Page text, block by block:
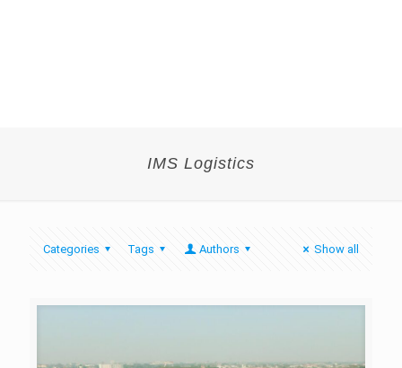
IMS Logistics
Categories Tags Authors Show all